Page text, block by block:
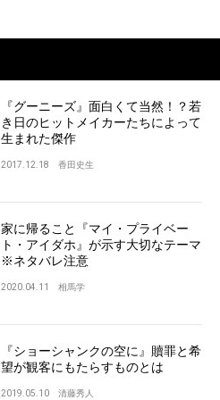
『グーニーズ』面白くて当然！？若
き日のヒットメイカーたちによって
生まれた傑作
2017.12.18 香田史生
家に帰ること『マイ・プライベー
ト・アイダホ』が示す大切なテーマ
※ネタバレ注意
2020.04.11 相馬学
『ショーシャンクの空に』贖罪と希
望が観客にもたらすものとは
2019.05.10 清藤秀人